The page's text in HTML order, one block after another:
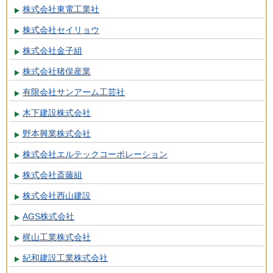
株式会社東電工業社
株式会社セイリョウ
株式会社金子組
株式会社猪俣産業
有限会社サンアーム工芸社
木下建設株式会社
野本興業株式会社
株式会社エルテックコーポレーション
株式会社斎藤組
株式会社西山建設
AGS株式会社
梶山工業株式会社
紀和建設工業株式会社